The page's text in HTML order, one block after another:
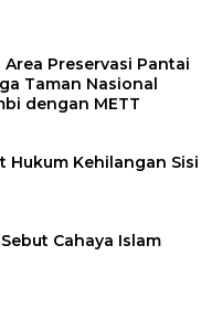
Preservasi Pantai
Taman Nasional
dengan METT
Hukum Kehilangan Sisi
Cahaya Islam